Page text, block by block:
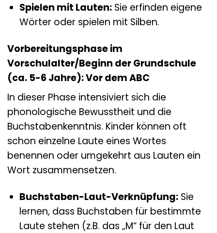
Spielen mit Lauten:Sie erfinden eigene
Wörter oder spielen mit Silben.
Vorbereitungsphase im
Vorschulalter/Beginn der Grundschule
(ca. 5-6 Jahre): Vor dem ABC
In dieser Phase intensiviert sich die
phonologische Bewusstheit und die
Buchstabenkenntnis. Kinder können oft
schon einzelne Laute eines Wortes
benennen oder umgekehrt aus Lauten ein
Wort zusammensetzen.
Buchstaben-Laut-Verknüpfung:Sie
lernen, dass Buchstaben für bestimmte
Laute stehen (z.B. das „M“ für den Laut